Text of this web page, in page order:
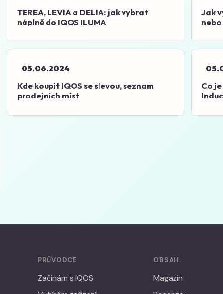
TEREA, LEVIA a DELIA: jak vybrat
náplně do IQOS ILUMA
Jak
nebo
05.06.2024
Kde koupit IQOS se slevou, seznam
prodejních míst
Co
PRŮVODCE
Začínám s IQOS
OBSAH
Magazín